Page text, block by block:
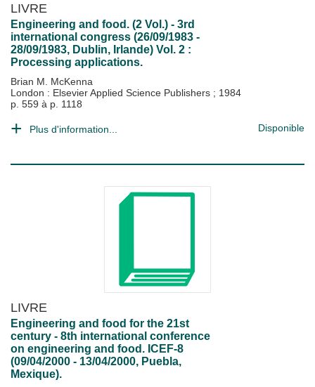
LIVRE
Engineering and food. (2 Vol.) - 3rd
international congress (26/09/1983 -
28/09/1983, Dublin, Irlande) Vol. 2 :
Processing applications.
Brian M. McKenna
London : Elsevier Applied Science Publishers ; 1984
p. 559 à p. 1118
Plus d'information... Disponible
LIVRE
Engineering and food for the 21st
century - 8th international conference
on engineering and food. ICEF-8
(09/04/2000 - 13/04/2000, Puebla,
Mexique).